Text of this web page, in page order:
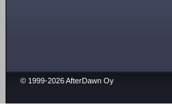
© 1999-2026 AfterDawn Oy